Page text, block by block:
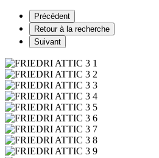
Précédent
Retour à la recherche
Suivant